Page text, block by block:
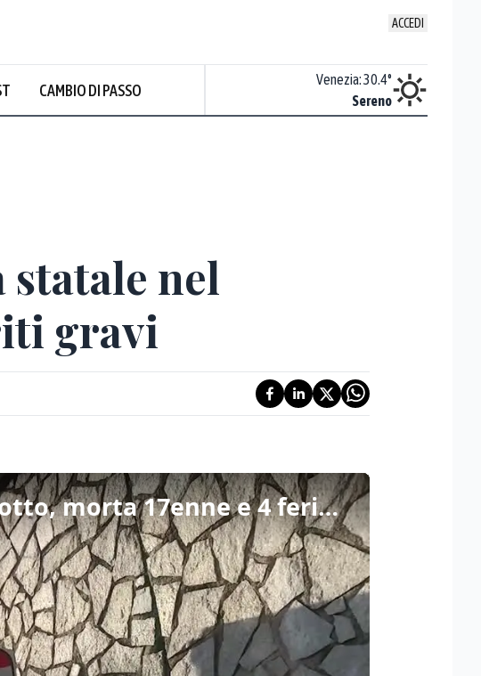
ACCEDI
CAMBIO DI PASSO
Nuvoloso
Venezia:30.4°
Sereno
statale nel
gravi
Auto travolge 5 pedoni lungo la statale nel Varesotto, morta 17enne e 4 feriti gravi